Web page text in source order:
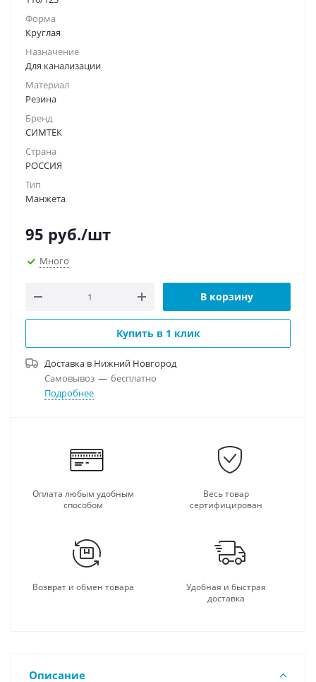
Форма
Круглая
Назначение
Для канализации
Материал
Резина
Бренд
СИМТЕК
Страна
РОССИЯ
Тип
Манжета
95 руб./шт
Много
В корзину
Купить в 1 клик
Доставка в Нижний Новгород
Самовывоз — бесплатно
Подробнее
Оплата любым удобным
способом
Весь товар
сертифицирован
Возврат и обмен товара
Удобная и быстрая
доставка
Описание